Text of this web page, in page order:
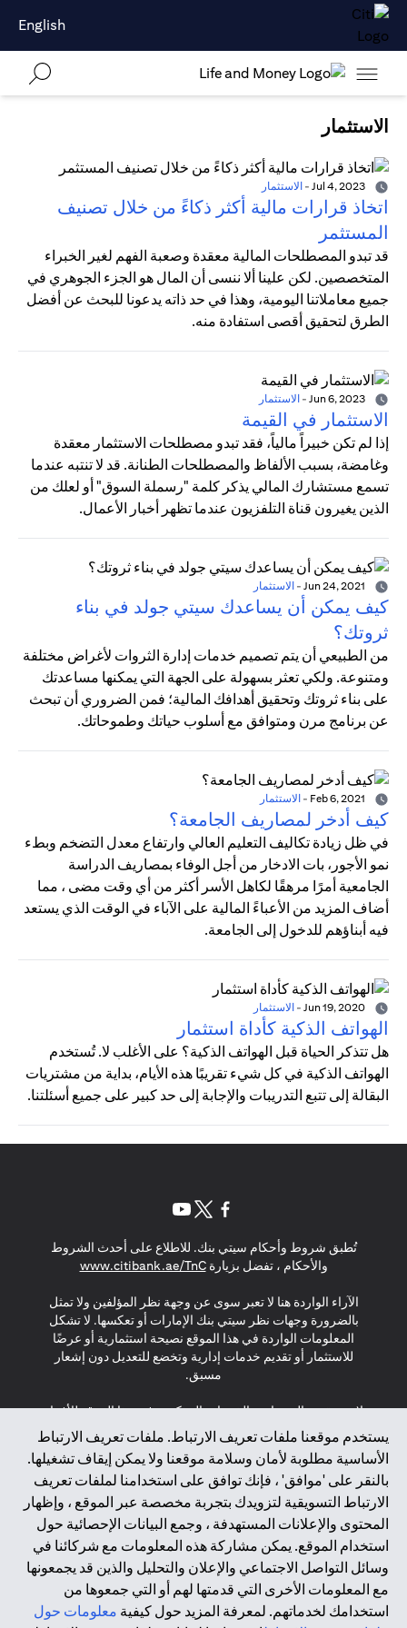
English
الاستثمار
- الاستثمار
اتخاذ قرارات مالية أكثر ذكاءً من خلال تصنيف
المستثمر
قد تبدو المصطلحات المالية معقدة وصعبة الفهم لغير الخبراء
المتخصصين. لكن علينا ألا ننسى أن المال هو الجزء الجوهري في
جميع معاملاتنا اليومية، وهذا في حد ذاته يدعونا للبحث عن أفضل
الطرق لتحقيق أقصى استفادة منه.
- الاستثمار
الاستثمار في القيمة
إذا لم تكن خبيراً مالياً، فقد تبدو مصطلحات الاستثمار معقدة
وغامضة، بسبب الألفاظ والمصطلحات الطنانة. قد لا تنتبه عندما
تسمع مستشارك المالي يذكر كلمة "رسملة السوق" أو لعلك من
الذين يغيرون قناة التلفزيون عندما تظهر أخبار الأعمال.
- الاستثمار
كيف يمكن أن يساعدك سيتي جولد في بناء
ثروتك؟
من الطبيعي أن يتم تصميم خدمات إدارة الثروات لأغراض مختلفة
ومتنوعة. ولكي تعثر بسهولة على الجهة التي يمكنها مساعدتك
على بناء ثروتك وتحقيق أهدافك المالية؛ فمن الضروري أن تبحث
عن برنامج مرن ومتوافق مع أسلوب حياتك وطموحاتك.
- الاستثمار
كيف أدخر لمصاريف الجامعة؟
في ظل زيادة تكاليف التعليم العالي وارتفاع معدل التضخم وبطء
نمو الأجور، بات الادخار من أجل الوفاء بمصاريف الدراسة
الجامعية أمرًا مرهقًا لكاهل الأسر أكثر من أي وقت مضى ، مما
أضاف المزيد من الأعباءً المالية على الآباء في الوقت الذي يستعد
فيه أبناؤهم للدخول إلى الجامعة.
- الاستثمار
الهواتف الذكية كأداة استثمار
هل تتذكر الحياة قبل الهواتف الذكية؟ على الأغلب لا. تُستخدم
الهواتف الذكية في كل شيء تقريبًا هذه الأيام، بداية من مشتريات
البقالة إلى تتبع التدريبات والإجابة إلى حد كبير على جميع أسئلتنا.
يستخدم موقعنا ملفات تعريف الارتباط. ملفات تعريف الارتباط
الأساسية مطلوبة لأمان وسلامة موقعنا ولا يمكن إيقاف تشغيلها.
بالنقر على 'موافق' ، فإنك توافق على استخدامنا لملفات تعريف
الارتباط التسويقية لتزويدك بتجربة مخصصة عبر الموقع ، وإظهار
المحتوى والإعلانات المستهدفة ، وجمع البيانات الإحصائية حول
استخدام الموقع. يمكن مشاركة هذه المعلومات مع شركائنا في
وسائل التواصل الاجتماعي والإعلان والتحليل والذين قد يجمعونها
مع المعلومات الأخرى التي قدمتها لهم أو التي جمعوها من
استخدامك لخدماتهم. لمعرفة المزيد حول كيفية معلومات حول
تُطبق شروط وأحكام سيتي بنك. للاطلاع على أحدث الشروط
والأحكام ، تفضل بزيارةwww.citibank.ae/TnC
(opens in a new tab)
الآراء الواردة هنا لا تعبر سوى عن وجهة نظر المؤلفين ولا تمثل
بالضرورة وجهات نظر سيتي بنك الإمارات أو تعكسها. لا تشكل
المعلومات الواردة في هذا الموقع نصيحة استثمارية أو عرضًا
للاستثمار أو تقديم خدمات إدارية وتخضع للتعديل دون إشعار
مسبق.
لا يتم تقديم المنتجات والخدمات المذكورة في هذا الموقع للأفراد
المقيمين في الاتحاد الأوروبي أو المنطقة الاقتصادية الأوروبية أو
سويسرا أو غيرنسي أو جيرسي أو موناكو أو سان مارينو أو
الفاتيكان أو جزيرة مان أو المملكة المتحدة أو خصوصية البيانات
(لائحة حماية البيانات العامة \ قانون حماية البيانات الشخصية
العامة \ قانون خصوصية نيوزيلندا). المحتوى الموجود في هذه
الصفحة ليس ولا ينبغي تفسيره على أنه عرض أو دعوة أو دعوة
لشراء أو بيع أي من المنتجات والخدمات المذكورة هنا لمثل هؤلاء
الأفراد.
*GDPR – اللائحة العامة لحماية البيانات؛ * LGPD – Lei Geral de
Proteção de Dados Pessoais ; *NZPA – قانون الخصوصية